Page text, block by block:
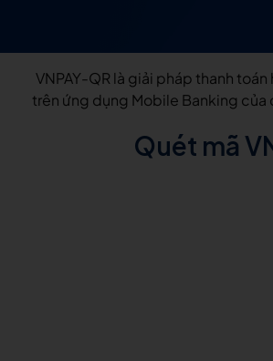
VNPAY-QR là giải pháp thanh
trên ứng dụng Mobile Banking của
Quét mã